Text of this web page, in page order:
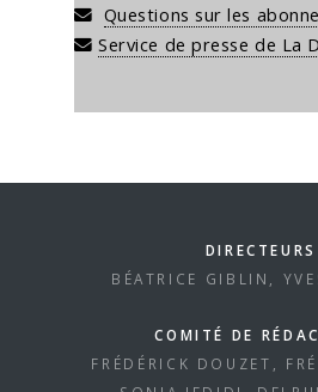
Questions sur les
Service de presse de La
BÉATRICE GIBLIN,
COMITÉ DE
FRÉDÉRICK DOUZET,